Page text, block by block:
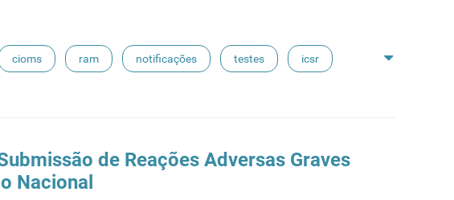
cioms ram notificações testes icsr
de Reações Adversas Graves
Nacional